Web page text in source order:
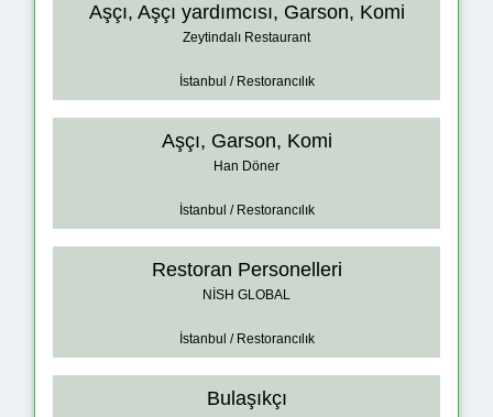
Aşçı, Aşçı yardımcısı, Garson, Komi
Zeytindalı Restaurant
İstanbul / Restorancılık
Aşçı, Garson, Komi
Han Döner
İstanbul / Restorancılık
Restoran Personelleri
NİSH GLOBAL
İstanbul / Restorancılık
Bulaşıkçı